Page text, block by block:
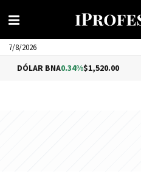
7/8/2026
0.34%$1,520.00